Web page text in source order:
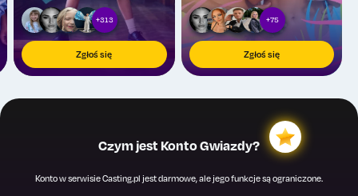
+313
Zgłoś się
+75
Zgłoś się
Czym jest Konto Gwiazdy?
Konto w serwisie Casting.pl jest darmowe, ale jego funkcje są ograniczone.